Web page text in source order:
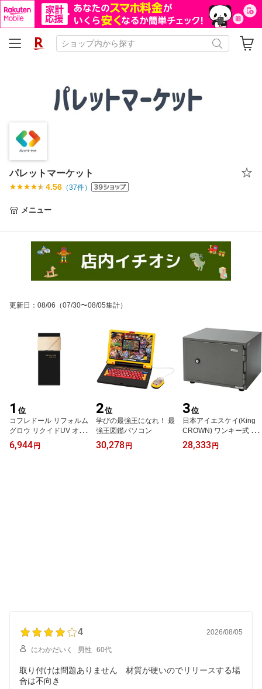
パレットマーケット
4.56 （37件）
メニュー
更新日 ： 08/06 （07/30〜08/05集計）
1 位
コフレドール リフォルム
グロウ リクイドUV オー
クル-C SPF36・PA+++
リキッドファンデーショ
6,944 円
2位
学びの最強王になれ！ 最
強王図鑑パソコン
30,278 円
3位
日本アイエスケイ(King
CROWN) ワンキー式 耐
火金庫 A4-S
28,333 円
4 2026/08/05
にわかだいく 男性 60代
取り付けは問題ありません 材質が硬いのでリリースする場